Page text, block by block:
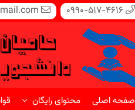
0990-517-4616
صفحه اصلی محتوای رایگان